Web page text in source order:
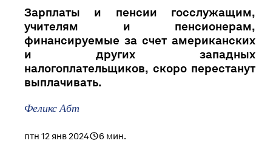
Зарплаты и пенсии госслужащим,
учителям и пенсионерам,
финансируемые за счет американских
и других западных
налогоплательщиков, скоро перестанут
выплачивать.
Феликс Абт
птн 12 янв 2024 6 мин.